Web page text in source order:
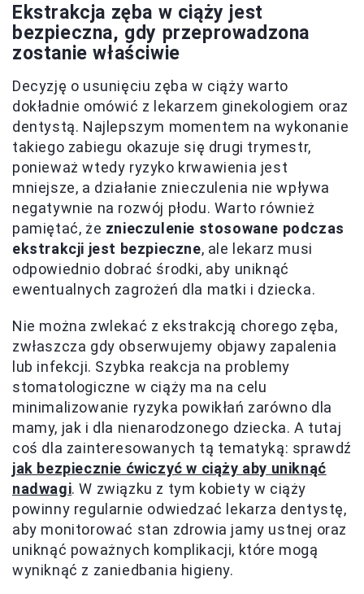
Ekstrakcja zęba w ciąży jest
bezpieczna, gdy przeprowadzona
zostanie właściwie
Decyzję o usunięciu zęba w ciąży warto
dokładnie omówić z lekarzem ginekologiem oraz
dentystą. Najlepszym momentem na wykonanie
takiego zabiegu okazuje się drugi trymestr,
ponieważ wtedy ryzyko krwawienia jest
mniejsze, a działanie znieczulenia nie wpływa
negatywnie na rozwój płodu. Warto również
pamiętać, że znieczulenie stosowane podczas
ekstrakcji jest bezpieczne, ale lekarz musi
odpowiednio dobrać środki, aby uniknąć
ewentualnych zagrożeń dla matki i dziecka.
Nie można zwlekać z ekstrakcją chorego zęba,
zwłaszcza gdy obserwujemy objawy zapalenia
lub infekcji. Szybka reakcja na problemy
stomatologiczne w ciąży ma na celu
minimalizowanie ryzyka powikłań zarówno dla
mamy, jak i dla nienarodzonego dziecka. A tutaj
coś dla zainteresowanych tą tematyką: sprawdź
jak bezpiecznie ćwiczyć w ciąży aby uniknąć
nadwagi. W związku z tym kobiety w ciąży
powinny regularnie odwiedzać lekarza dentystę,
aby monitorować stan zdrowia jamy ustnej oraz
uniknąć poważnych komplikacji, które mogą
wyniknąć z zaniedbania higieny.